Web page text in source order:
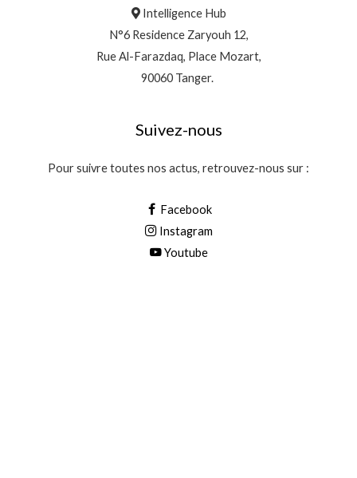
Intelligence Hub
N°6 Residence Zaryouh 12,
Rue Al-Farazdaq, Place Mozart,
90060 Tanger.
Suivez-nous
Pour suivre toutes nos actus, retrouvez-nous sur :
Facebook
Instagram
Youtube